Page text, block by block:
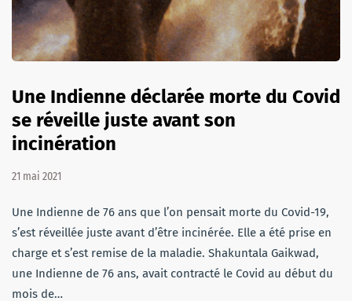
Une Indienne déclarée morte du Covid
se réveille juste avant son
incinération
21 mai 2021
Une Indienne de 76 ans que l’on pensait morte du Covid-19,
s’est réveillée juste avant d’être incinérée. Elle a été prise en
charge et s’est remise de la maladie. Shakuntala Gaikwad,
une Indienne de 76 ans, avait contracté le Covid au début du
mois de…